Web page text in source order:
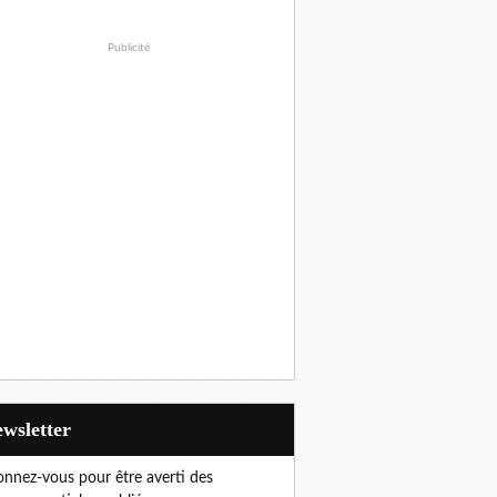
Publicité
vous pour être averti des